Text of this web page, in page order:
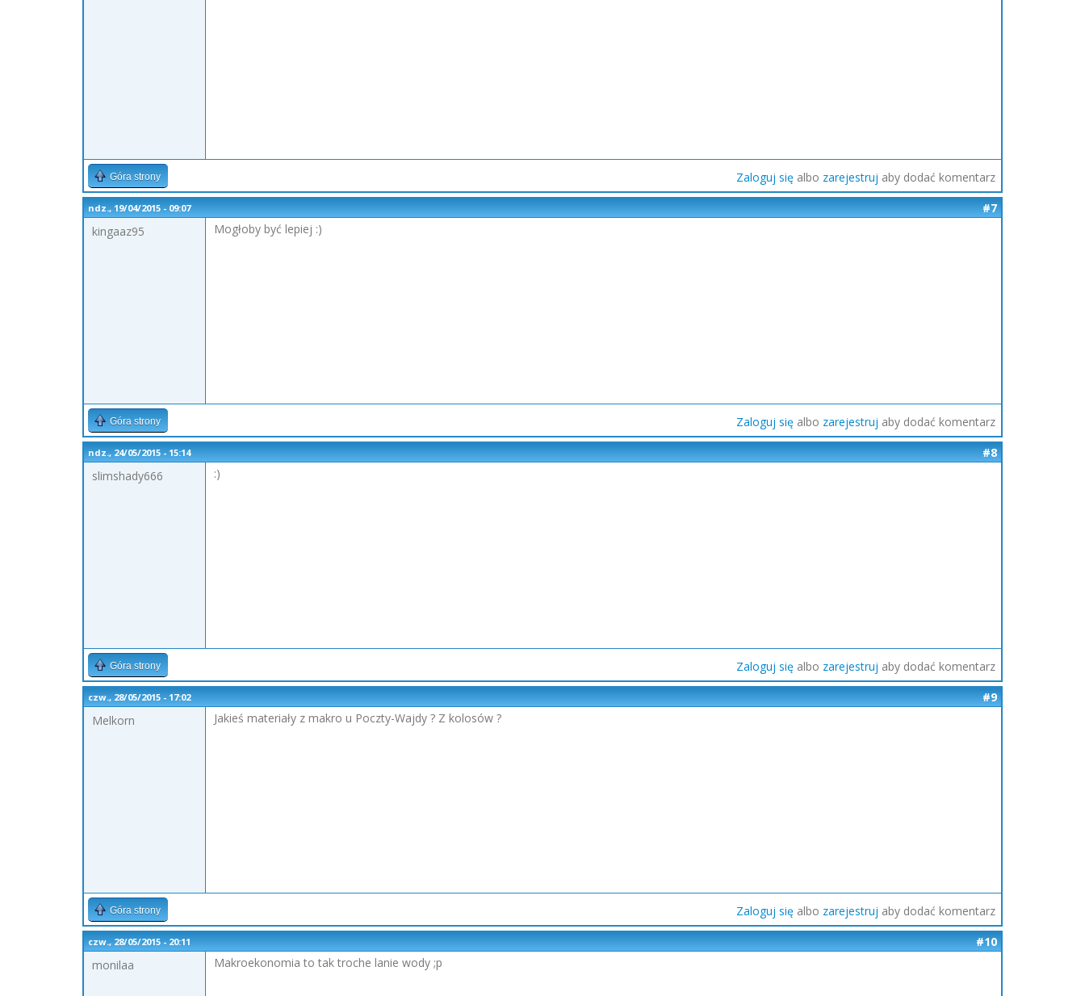
Góra strony Zaloguj się albo zarejestruj aby dodać komentarz
ndz., 19/04/2015 - 09:07
#7
kingaaz95
Mogłoby być lepiej :)
Góra strony Zaloguj się albo zarejestruj aby dodać komentarz
ndz., 24/05/2015 - 15:14
#8
slimshady666
:)
Góra strony Zaloguj się albo zarejestruj aby dodać komentarz
czw., 28/05/2015 - 17:02
#9
Melkorn
Jakieś materiały z makro u Poczty-Wajdy ? Z kolosów ?
Góra strony Zaloguj się albo zarejestruj aby dodać komentarz
czw., 28/05/2015 - 20:11
#10
monilaa
Makroekonomia to tak troche lanie wody ;p